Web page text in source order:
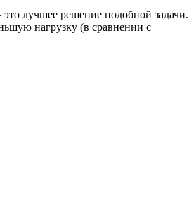
лучшее решение подобной задачи.
нагрузку (в сравнении с